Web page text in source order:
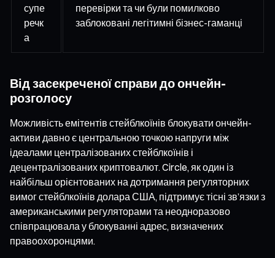
супе
речк
а
перевірки та чи були помилково
заблоковані легітимні бізнес-гаманці
Від засекреченої справи до ончейн-
розголосу
Можливість емітентів стейблкоїнів блокувати ончейн-
активи давно є центральною точкою напруги між
ідеалами централізованих стейблкоїнів і
децентралізованих криптовалют. Circle, як один із
найбільш орієнтованих на дотримання регуляторних
вимог стейблкоїнів долара США, підтримує тісні зв’язки з
американськими регуляторами та неодноразово
співпрацювала у блокуванні адрес, визначених
правоохоронцями.